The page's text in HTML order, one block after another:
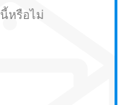
หรือไม่